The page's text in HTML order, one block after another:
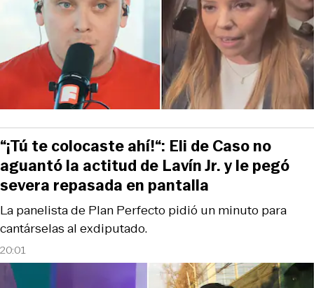
20:01
La panelista de Plan Perfecto pidió un minuto para
cantárselas al exdiputado.
“¡Tú te colocaste ahí!“: Eli de Caso no
aguantó la actitud de Lavín Jr. y le pegó
severa repasada en pantalla